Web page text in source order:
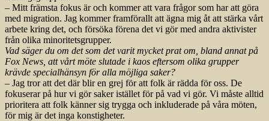
– Mitt främsta fokus är och kommer att vara frågor som har att göra
med migration. Jag kommer framförallt att ägna mig åt att stärka vårt
arbete kring det, och försöka förena det vi gör med andra aktivister
från olika minoritetsgrupper.
Vad säger du om det som det varit mycket prat om, bland annat på
Fox News, att vårt möte slutade i kaos eftersom olika grupper
krävde specialhänsyn för alla möjliga saker?
– Jag tror att det där blir en grej för att folk är rädda för oss. De
fokuserar på hur vi gör saker istället för på vad vi gör. Vi måste alltid
prioritera att folk känner sig trygga och inkluderade på våra möten,
för mig är det inga konstigheter.